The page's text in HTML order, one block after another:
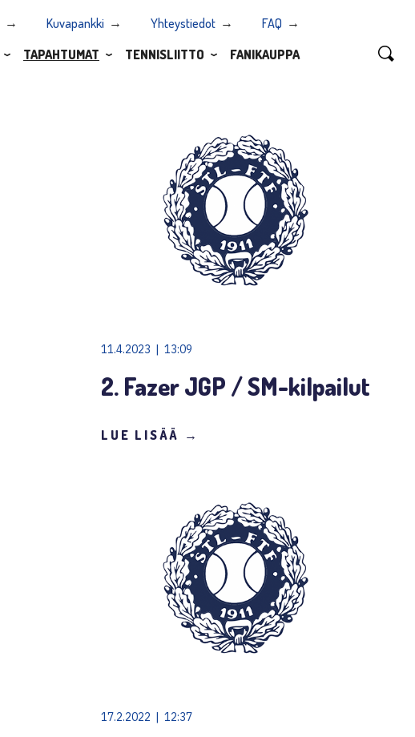
Kuvapankki Yhteystiedot
FAQ
TAPAHTUMAT TENNISLIITTO FANIKAUPPA
11.4.2023 | 13:09
2. Fazer JGP / SM-kilpailut
LUE LISÄÄ →
17.2.2022 | 12:37